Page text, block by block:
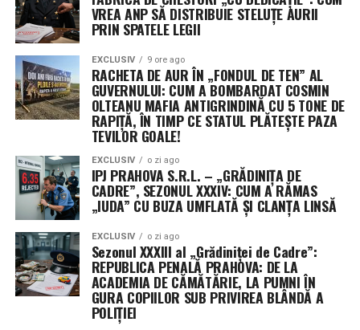
Următorii pași în Congres
Senatul urmează să voteze rezoluția în această
săptămână, înainte de începerea vacanței de august.
Camera Reprezentanților, deja în pauză, și-a adoptat
propria variantă pe 21 iulie. Cele două texte vor trebui
fie unificate, fie una dintre camere va trebui să adopte
varianta celeilalte, pentru ca proiectul să ajungă pe
masa președintelui Donald Trump.
Președinta Comisiei de buget din Senat, Susan Collins, a
descris rezoluția drept „un pas important” pentru
evitarea închiderii guvernului, în timp ce senatoarea
Patty Murray a salutat faptul că textul limitează cererile
de noi fonduri și flexibilități pentru Pentagon.
VREA ANP SĂ DISTRIBUIE STELUȚE AURII
PRIN SPATELE LEGII
EXCLUSIV 9 ore ago
RACHETA DE AUR ÎN „FONDUL DE TEN” AL
GUVERNULUI: CUM A BOMBARDAT COSMIN
OLTEANU MAFIA ANTIGRINDINĂ CU 5 TONE DE
RAPIȚĂ, ÎN TIMP CE STATUL PLĂTEȘTE PAZA
TEVILOR GOALE!
EXCLUSIV o zi ago
IPJ PRAHOVA S.R.L. – „GRĂDINIȚA DE
CADRE”, SEZONUL XXXIV: CUM A RĂMAS
„IUDA” CU BUZA UMFLATĂ ȘI CLANȚA LINSĂ
EXCLUSIV o zi ago
Sezonul XXXIII al „Grădiniței de Cadre”:
REPUBLICA PENALĂ PRAHOVA: DE LA
ACADEMIA DE CĂMĂTĂRIE, LA PUMNI ÎN
GURA COPIILOR SUB PRIVIREA BLÂNDĂ A
POLIȚIEI